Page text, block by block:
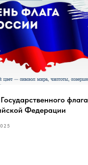
флага
Федерации